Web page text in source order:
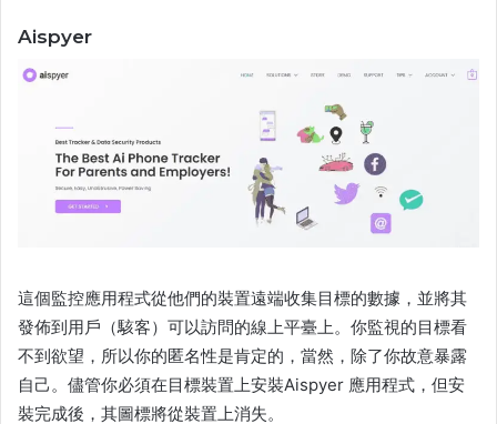
Aispyer
這個監控應用程式從他們的裝置遠端收集目標的數據，並將其
發佈到用戶（駭客）可以訪問的線上平臺上。你監視的目標看
不到欲望，所以你的匿名性是肯定的，當然，除了你故意暴露
自己。儘管你必須在目標裝置上安裝Aispyer 應用程式，但安
裝完成後，其圖標將從裝置上消失。